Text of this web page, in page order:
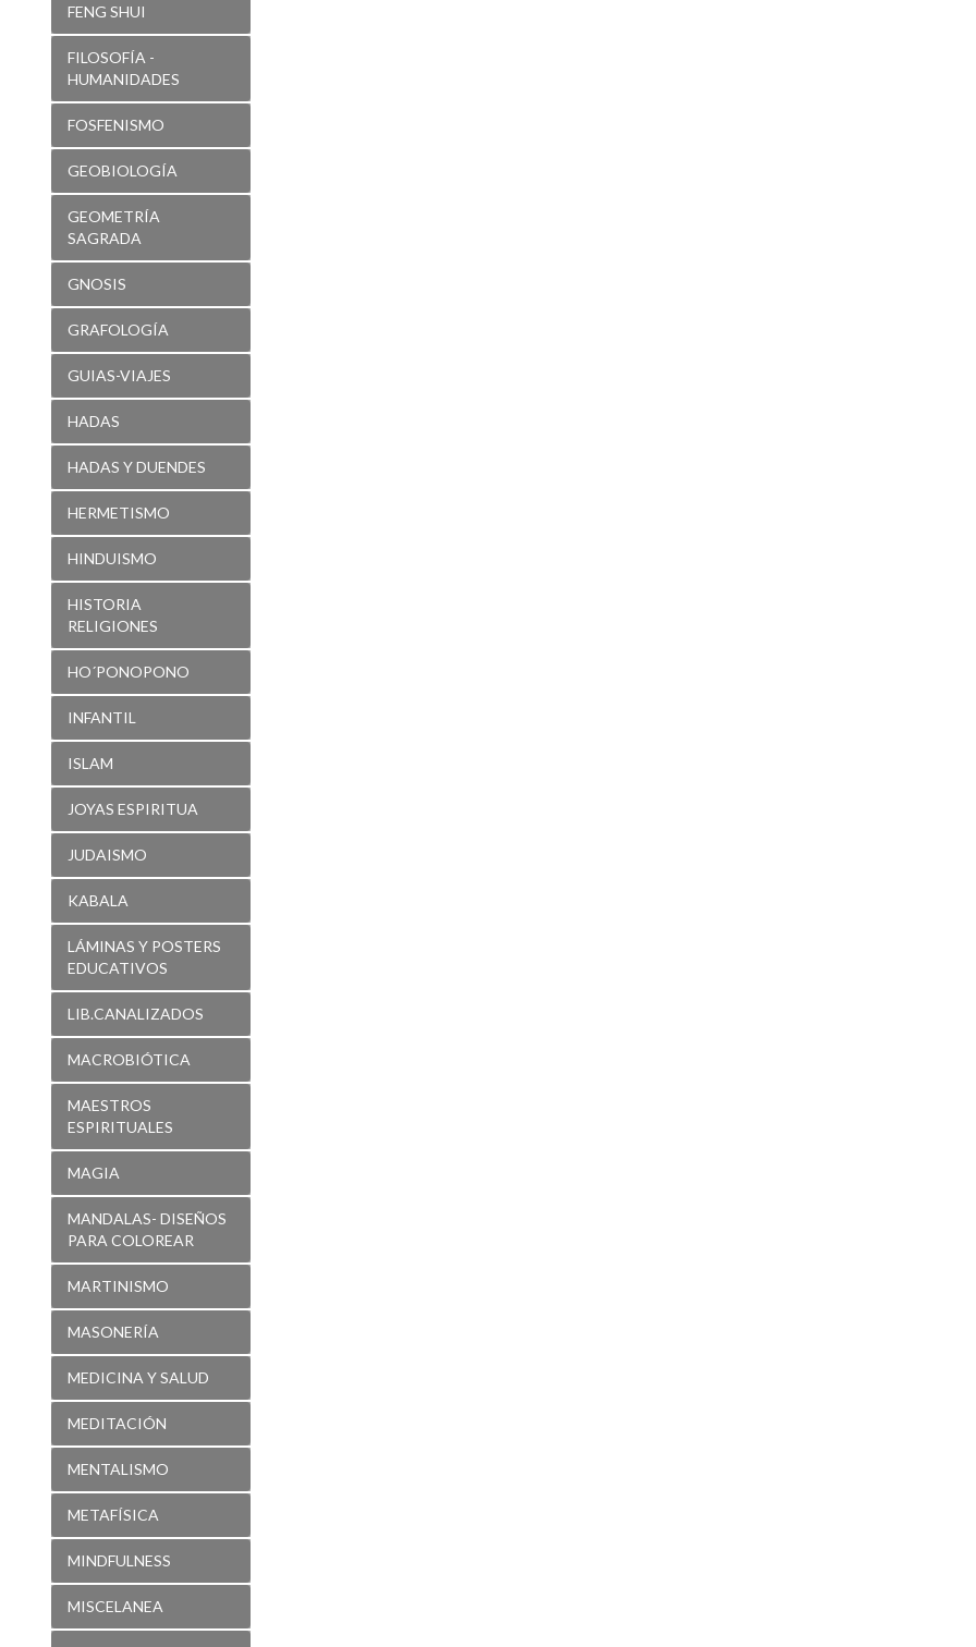
FENG SHUI
FILOSOFÍA -
HUMANIDADES
FOSFENISMO
GEOBIOLOGÍA
GEOMETRÍA
SAGRADA
GNOSIS
GRAFOLOGÍA
GUIAS-VIAJES
HADAS
HADAS Y DUENDES
HERMETISMO
HINDUISMO
HISTORIA
RELIGIONES
HO´PONOPONO
INFANTIL
ISLAM
JOYAS ESPIRITUA
JUDAISMO
KABALA
LÁMINAS Y POSTERS
EDUCATIVOS
LIB.CANALIZADOS
MACROBIÓTICA
MAESTROS
ESPIRITUALES
MAGIA
MANDALAS- DISEÑOS
PARA COLOREAR
MARTINISMO
MASONERÍA
MEDICINA Y SALUD
MEDITACIÓN
MENTALISMO
METAFÍSICA
MINDFULNESS
MISCELANEA